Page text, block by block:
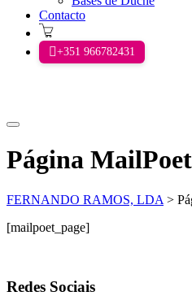
Contacto
+351 966782431
Menu
Página MailPoet
FERNANDO RAMOS, LDA >
[mailpoet_page]
Redes Sociais